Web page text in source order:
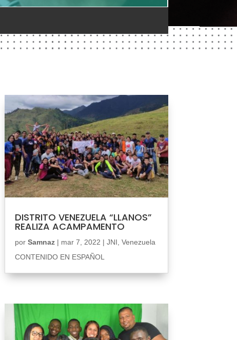
DISTRITO VENEZUELA “LLANOS”
REALIZA ACAMPAMENTO
por Samnaz| mar 7, 2022 | JNI Venezuela
CONTENIDO EN ESPAÑOL